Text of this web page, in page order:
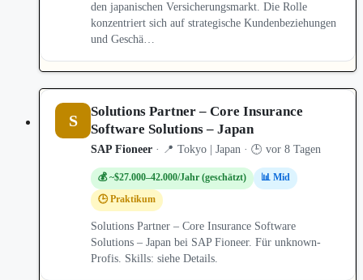
den japanischen Versicherungsmarkt. Die Rolle
konzentriert sich auf strategische Kundenbeziehungen
und Geschä…
S
Solutions Partner – Core Insurance
Software Solutions – Japan
SAP Fioneer · 📍 Tokyo | Japan · 🕒 vor 8 Tagen
💰 ~$27.000–42.000/Jahr (geschätzt)
📊 Mid
🕒 Praktikum
Solutions Partner – Core Insurance Software
Solutions – Japan bei SAP Fioneer. Für unknown-
Profis. Skills: siehe Details.